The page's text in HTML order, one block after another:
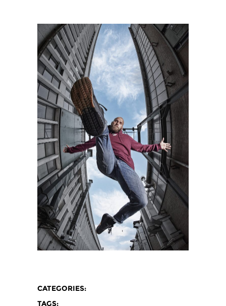
CATEGORIES:
TAGS: